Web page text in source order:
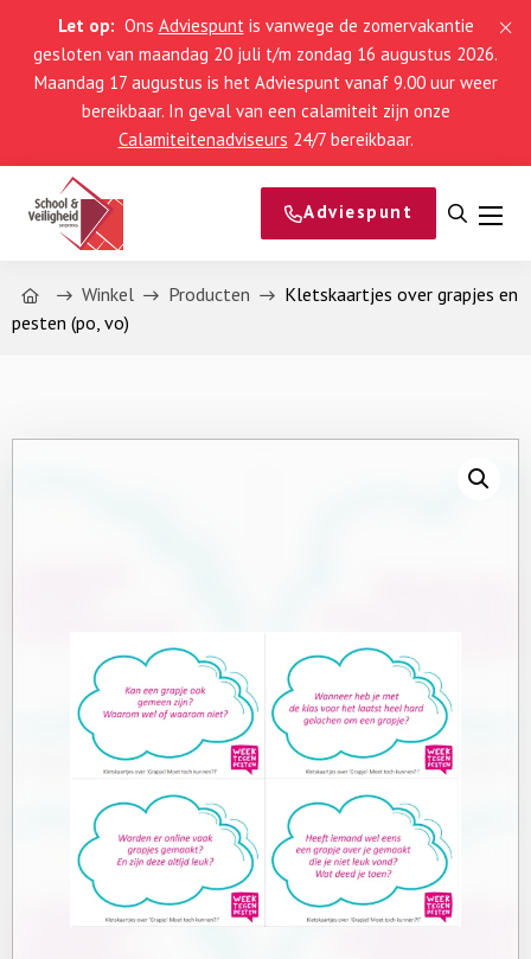
Let op: Ons Adviespuntis vanwege de zomervakantie
gesloten van maandag 20 juli t/m zondag 16 augustus 2026.
Maandag 17 augustus is het Adviespunt vanaf 9.00 uur weer
bereikbaar. In geval van een calamiteit zijn onze
Calamiteitenadviseurs 24/7 bereikbaar.
Adviespunt
Open
Home Winkel Producten
Kletskaartjes over grapjes en
pesten (po, vo)